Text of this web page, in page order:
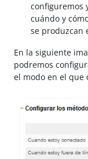
configuremos
cuándo y
se produzcan
En la siguiente
podremos
el modo en el que